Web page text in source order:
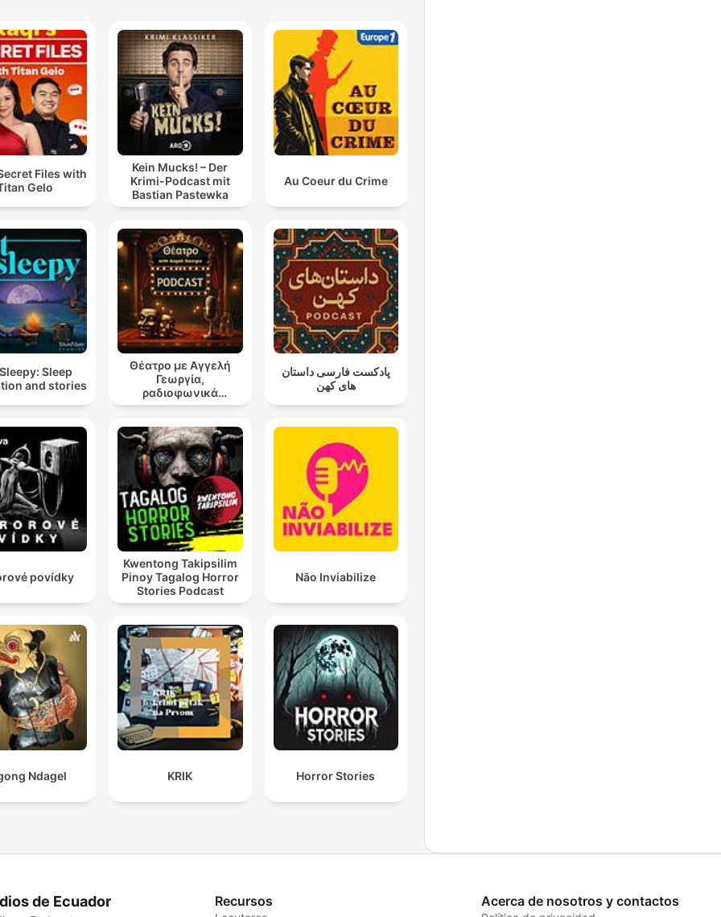
Files with
Gelo
Kein Mucks! – Der
Krimi-Podcast mit
Bastian Pastewka
Au Coeur du Crime
Sleep
and stories
Θέατρο με Αγγελή
Γεωργία,
ραδιοφωνικά
θεατρικά έργα
پادکست فارسی داستان
های کهن
povídky
Kwentong Takipsilim
Pinoy Tagalog Horror
Stories Podcast
Não Inviabilize
Ndagel KRIK Horror Stories
de Ecuador Recursos Acerca de nosotros y contactos